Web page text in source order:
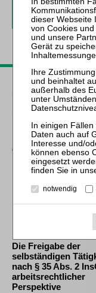
Passende
Schröder
Die Reform des
durch das MoMiG
Kübler † / Bork /
HRI I – Handbuch
Insolvenz
Die Freigabe der
selbständigen
nach § 35 Abs. 2
arbeitsrechtlicher
Perspektive
notwendig